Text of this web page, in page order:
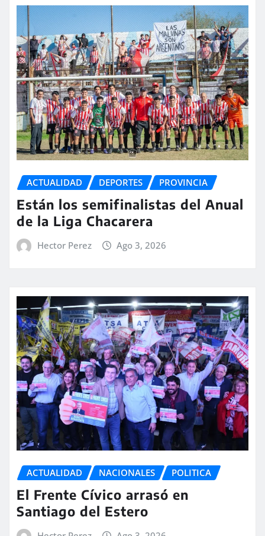
ACTUALIDAD DEPORTES PROVINCIA
Están los semifinalistas del Anual
de la Liga Chacarera
Hector Perez Ago 3, 2026
ACTUALIDAD NACIONALES POLITICA
El Frente Cívico arrasó en
Santiago del Estero